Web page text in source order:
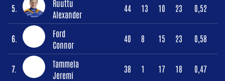
5.
Ruuttu
Alexander
44 13 10 23 0,52
6.
Ford
Connor
40 8 15 23 0,58
7.
Tammela
Jeremi
38 1 17 18 0,47